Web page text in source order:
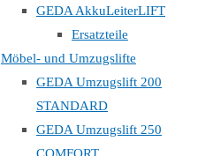
GEDA AkkuLeiterLIFT
Ersatzteile
Möbel- und Umzugslifte
GEDA Umzugslift 200
STANDARD
GEDA Umzugslift 250